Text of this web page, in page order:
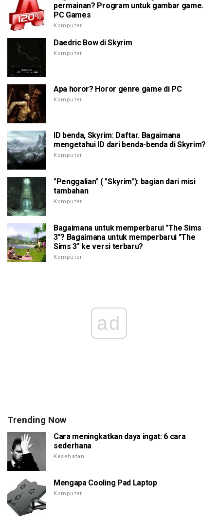
permainan? Program untuk gambar game.
PC Games
Komputer
Daedric Bow di Skyrim
Komputer
Apa horor? Horor genre game di PC
Komputer
ID benda, Skyrim: Daftar. Bagaimana
mengetahui ID dari benda-benda di Skyrim?
Komputer
"Penggalian" ( "Skyrim"): bagian dari misi
tambahan
Komputer
Bagaimana untuk memperbarui "The Sims
3"? Bagaimana untuk memperbarui "The
Sims 3" ke versi terbaru?
Komputer
ad
Trending Now
Cara meningkatkan daya ingat: 6 cara
sederhana
Kesehatan
Mengapa Cooling Pad Laptop
Komputer